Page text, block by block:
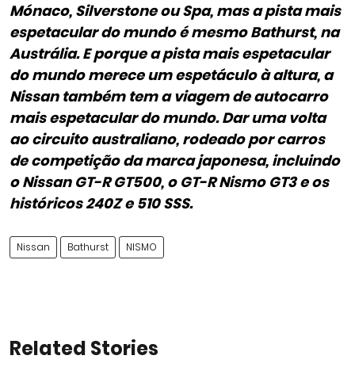
Mónaco, Silverstone ou Spa, mas a pista mais
espetacular do mundo é mesmo Bathurst, na
Austrália. E porque a pista mais espetacular
do mundo merece um espetáculo à altura, a
Nissan também tem a viagem de autocarro
mais espetacular do mundo. Dar uma volta
ao circuito australiano, rodeado por carros
de competição da marca japonesa, incluindo
o Nissan GT-R GT500, o GT-R Nismo GT3 e os
históricos 240Z e 510 SSS.
Nissan Bathurst NISMO
Related Stories